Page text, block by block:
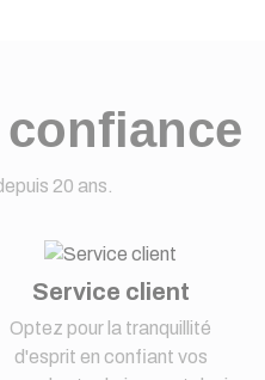
20 ans.
Service client
Optez pour la tranquillité
d'esprit en confiant vos